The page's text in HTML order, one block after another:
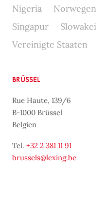
Nigeria
Norwegen
Singapur
Slowakei
Vereinigte Staaten
BRÜSSEL
Rue Haute, 139/6
B-1000 Brüssel
Belgien
Tel. +32 2 381 11 91
brussels@lexing.be